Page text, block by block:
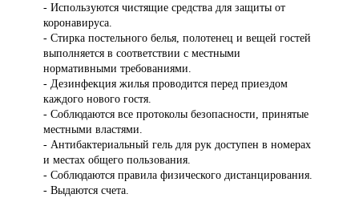
- Используются чистящие средства для защиты от
коронавируса.
- Стирка постельного белья, полотенец и вещей гостей
выполняется в соответствии с местными
нормативными требованиями.
- Дезинфекция жилья проводится перед приездом
каждого нового гостя.
- Соблюдаются все протоколы безопасности, принятые
местными властями.
- Антибактериальный гель для рук доступен в номерах
и местах общего пользования.
- Соблюдаются правила физического дистанцирования.
- Выдаются счета.